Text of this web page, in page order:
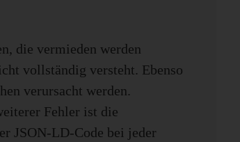
die vermieden werden
vollständig versteht. Ebenso
verursacht werden.
Fehler ist die
JSON-LD-Code bei jeder